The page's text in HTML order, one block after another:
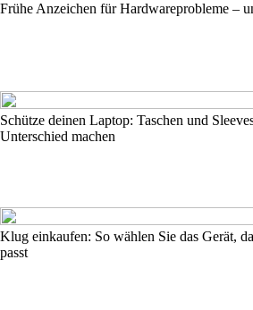
Frühe Anzeichen für Hardwareprobleme –
Schütze deinen Laptop: Taschen und
Unterschied machen
Klug einkaufen: So wählen Sie das Gerät,
passt